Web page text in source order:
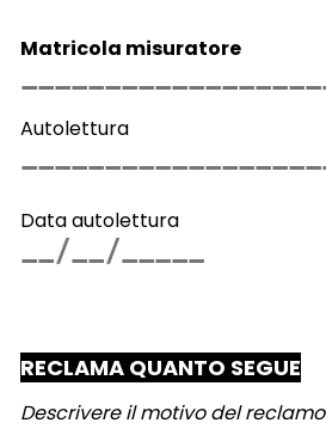
Matricola misuratore
Autolettura
Data autolettura
RECLAMA QUANTO SEGUE
Descrivere il motivo del reclamo